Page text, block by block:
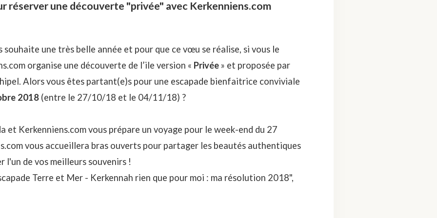
réserver une découverte "privée" avec Kerkenniens.com
souhaite une très belle année et pour que ce vœu se réalise, si vous le
organise une découverte de l’ile version « Privée » et proposée par
Alors vous êtes partant(e)s pour une escapade bienfaitrice conviviale
2018 (entre le 27/10/18 et le 04/11/18) ?
et Kerkenniens.com vous prépare un voyage pour le week-end du 27
vous accueillera bras ouverts pour partager les beautés authentiques
l'un de vos meilleurs souvenirs !
Terre et Mer - Kerkennah rien que pour moi : ma résolution 2018",